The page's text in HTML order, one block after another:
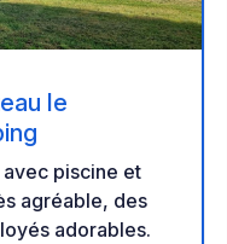
le
avec piscine et
agréable, des
adorables.